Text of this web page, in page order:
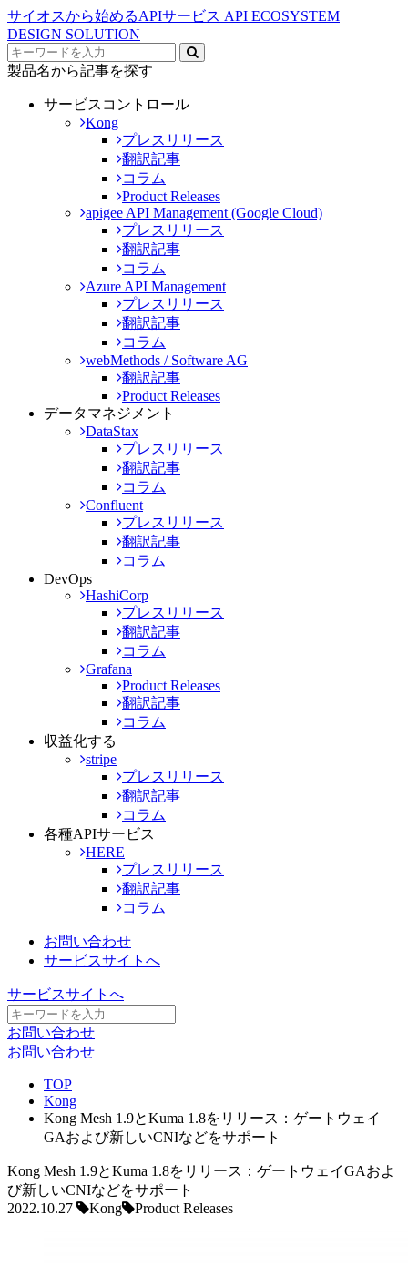
サイオスから始めるAPIサービス API ECOSYSTEM
DESIGN SOLUTION
製品名から記事を探す
サービスコントロール
Kong
プレスリリース
翻訳記事
コラム
Product Releases
apigee API Management (Google Cloud)
プレスリリース
翻訳記事
コラム
Azure API Management
プレスリリース
翻訳記事
コラム
webMethods / Software AG
翻訳記事
Product Releases
データマネジメント
DataStax
プレスリリース
翻訳記事
コラム
Confluent
プレスリリース
翻訳記事
コラム
DevOps
HashiCorp
プレスリリース
翻訳記事
コラム
Grafana
Product Releases
翻訳記事
コラム
収益化する
stripe
プレスリリース
翻訳記事
コラム
各種APIサービス
HERE
プレスリリース
翻訳記事
コラム
お問い合わせ
サービスサイトへ
サービスサイトへ
お問い合わせ
お問い合わせ
TOP
Kong
Kong Mesh 1.9とKuma 1.8をリリース：ゲートウェイ
GAおよび新しいCNIなどをサポート
Kong Mesh 1.9とKuma 1.8をリリース：ゲートウェイGAおよ
び新しいCNIなどをサポート
2022.10.27
Kong Product Releases